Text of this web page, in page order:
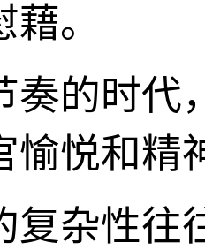
。
奏的时代
愉悦和精
复杂性往